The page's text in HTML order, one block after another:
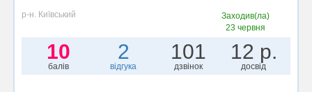
р-н. Київський
Заходив(ла)
23 червня
10
балів
2
відгука
101
дзвінок
12 р.
досвід